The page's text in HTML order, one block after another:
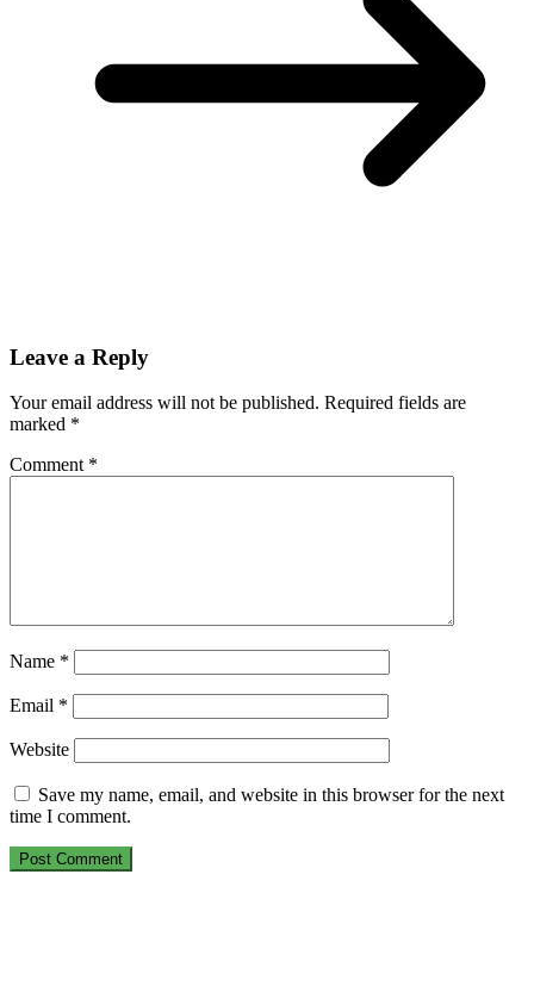
Leave a Reply
Your email address will not be published. Required fields are
marked *
Comment *
Name *
Email *
Website
Save my name, email, and website in this browser for the next
time I comment.